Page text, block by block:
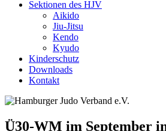
Sektionen des HJV
Aikido
Jiu-Jitsu
Kendo
Kyudo
Kinderschutz
Downloads
Kontakt
Ü30-WM im September